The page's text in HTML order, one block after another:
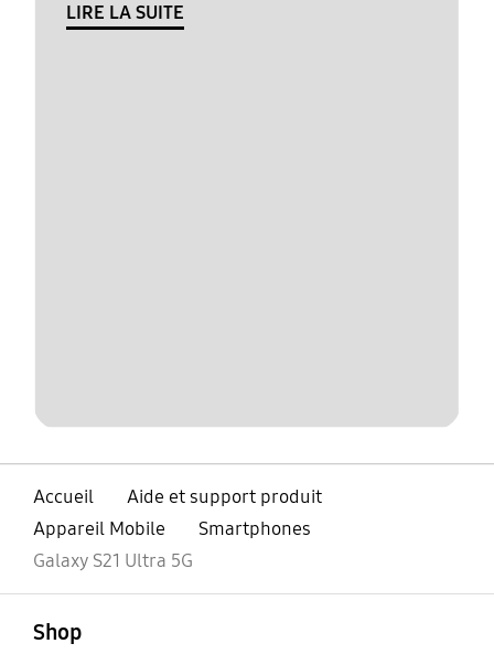
LIRE LA SUITE
Accueil
Aide et support produit
Appareil Mobile
Smartphones
Galaxy S21 Ultra 5G
Shop